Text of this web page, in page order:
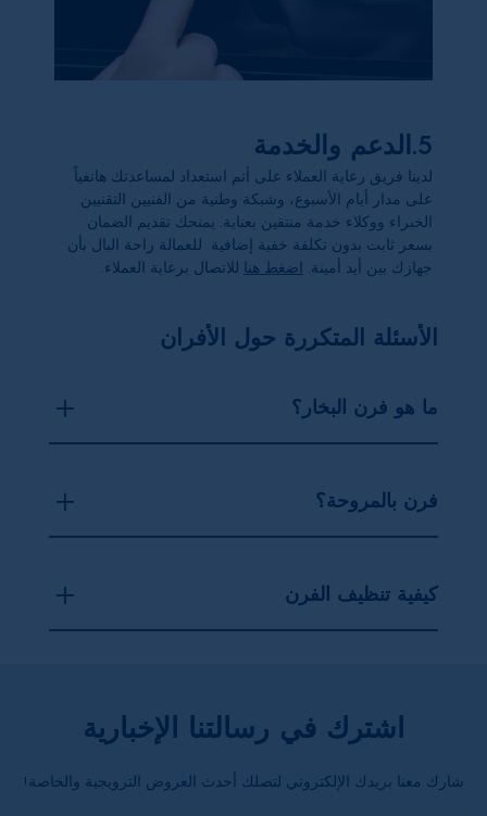
5.الدعم والخدمة
لدينا فريق رعاية العملاء على أتم استعداد لمساعدتك هاتفياً
على مدار أيام الأسبوع، وشبكة وطنية من الفنيين التقنيين
الخبراء ووكلاء خدمة منتقين بعناية. يمنحك تقديم الضمان
بسعر ثابت بدون تكلفة خفية إضافية للعمالة راحة البال بأن
جهازك بين أيد أمينة. اضغط هنا للاتصال برعاية العملاء.
الأسئلة المتكررة حول الأفران
ما هو فرن البخار؟
فرن بالمروحة؟
كيفية تنظيف الفرن
اشترك في رسالتنا الإخبارية
شارك معنا بريدك الإلكتروني لتصلك أحدث العروض الترويجية والخاصة!